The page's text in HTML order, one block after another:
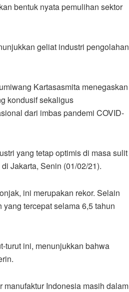
bentuk nyata pemulihan sektor
geliat industri pengolahan
Kartasasmita menegaskan
kondusif sekaligus
dari imbas pandemi COVID-
yang tetap optimis di masa sulit
Jakarta, Senin (01/02/21).
ini merupakan rekor. Selain
tercepat selama 6,5 tahun
turut ini, menunjukkan bahwa
Indonesia masih dalam